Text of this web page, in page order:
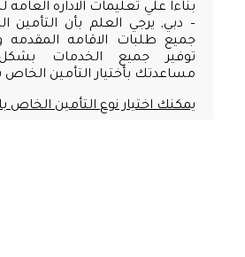
بناءا علي تعليمات الاداره
– دبي, يرجي العلم بأن التأمين
جميع طلبات الاقامه
توفير جميع الخدمات بشكل
مساعدتك بأختيار التأمين الخاص
يمكنك اختيار نوع التأمين الخاص